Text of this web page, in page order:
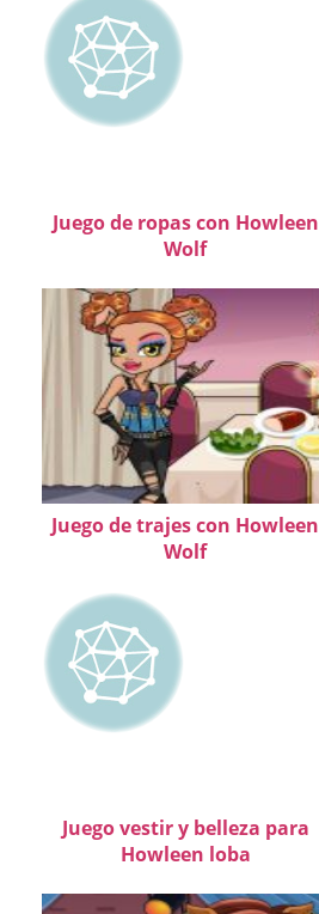
Juego de ropas con Howleen
Wolf
Juego de trajes con Howleen
Wolf
Juego vestir y belleza para
Howleen loba